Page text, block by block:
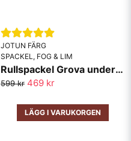
JOTUN FÄRG
SPACKEL, FOG & LIM
Rullspackel Grova underlag Jotun 10L
599 kr 469 kr
LÄGG I VARUKORGEN